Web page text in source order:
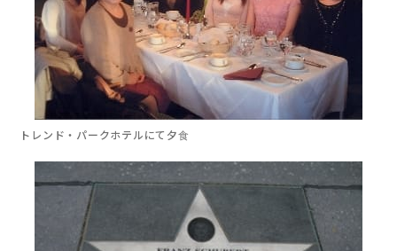
トレンド・パークホテルにて夕食